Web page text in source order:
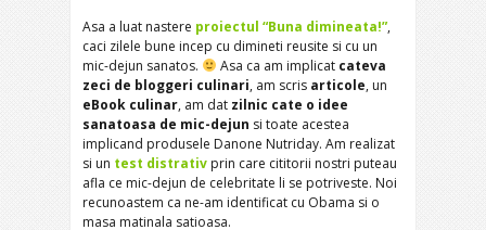
Asa a luat nastere proiectul “Buna dimineata!”,
caci zilele bune incep cu dimineti reusite si cu un
mic-dejun sanatos.
Asa ca am implicat cateva
zeci de bloggeri culinari, am scris articole, un
eBook culinar, am dat zilnic cate o idee
sanatoasa de mic-dejun si toate acestea
implicand produsele Danone Nutriday. Am realizat
si un test distrativ prin care cititorii nostri puteau
afla ce mic-dejun de celebritate li se potriveste. Noi
recunoastem ca ne-am identificat cu Obama si o
masa matinala satioasa.